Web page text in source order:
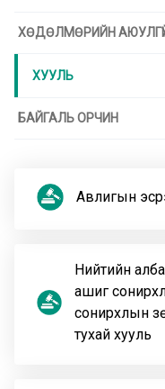
ХӨДӨЛМӨРИЙН
ХУУЛЬ
БАЙГАЛЬ ОРЧИН
Авлигын
Нийтийн
ашиг
сонирхлын
тухай хууль